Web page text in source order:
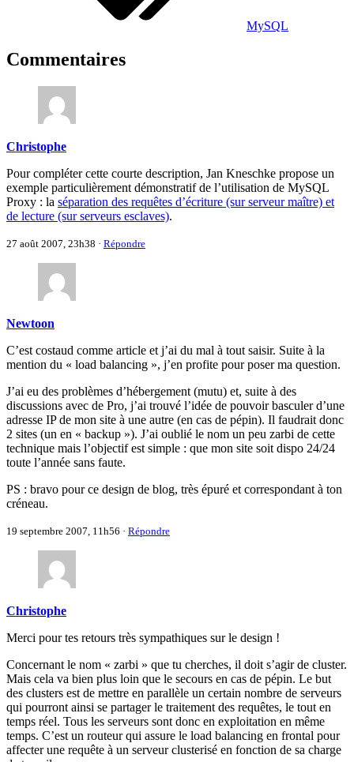
MySQL
Commentaires
Christophe
Pour compléter cette courte description, Jan Kneschke propose un
exemple particulièrement démonstratif de l’utilisation de MySQL
Proxy : la séparation des requêtes d’écriture (sur serveur maître) et
de lecture (sur serveurs esclaves).
27 août 2007, 23h38 · Répondre
Newtoon
C’est costaud comme article et j’ai du mal à tout saisir. Suite à la
mention du « load balancing », j’en profite pour poser ma question.
J’ai eu des problèmes d’hébergement (mutu) et, suite à des
discussions avec de Pro, j’ai trouvé l’idée de pouvoir basculer d’une
adresse IP de mon site à une autre (en cas de pépin). Il faudrait donc
2 sites (un en « backup »). J’ai oublié le nom un peu zarbi de cette
technique mais l’objectif est simple : que mon site soit dispo 24/24
toute l’année sans faute.
PS : bravo pour ce design de blog, très épuré et correspondant à ton
créneau.
19 septembre 2007, 11h56 · Répondre
Christophe
Merci pour tes retours très sympathiques sur le design !
Concernant le nom « zarbi » que tu cherches, il doit s’agir de cluster.
Mais cela va bien plus loin que le secours en cas de pépin. Le but
des clusters est de mettre en parallèle un certain nombre de serveurs
qui pourront ainsi se partager le traitement des requêtes, le tout en
temps réel. Tous les serveurs sont donc en exploitation en même
temps. C’est un routeur qui assure le load balancing en frontal pour
affecter une requête à un serveur clusterisé en fonction de sa charge